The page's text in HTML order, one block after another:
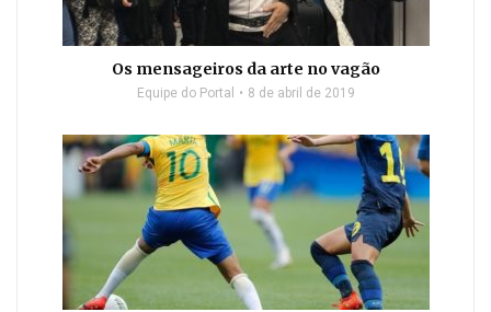
Os mensageiros da arte no vagão
Equipe do Portal 8 de abril de 2019